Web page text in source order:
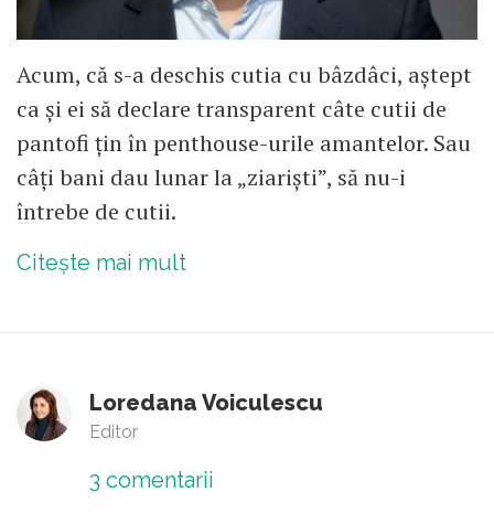
Acum, că s-a deschis cutia cu bâzdâci, aștept
ca și ei să declare transparent câte cutii de
pantofi țin în penthouse-urile amantelor. Sau
câți bani dau lunar la „ziariști”, să nu-i
întrebe de cutii.
Citește mai mult
Loredana Voiculescu
Editor
3 comentarii